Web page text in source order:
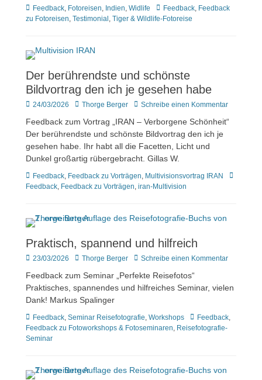
Kategorien
Feedback, Fotoreisen, Indien, Widlife TagsFeedback, Feedback
zu Fotoreisen, Testimonial , Tiger & Wildlife-Fotoreise
Der berührendste und schönste
Bildvortrag den ich je gesehen habe
Veröffentlicht
24/03/2026 Author
Thorge Berger Schreibe einen Kommentar
Feedback zum Vortrag „IRAN – Verborgene Schönheit“
Der berührendste und schönste Bildvortrag den ich je
gesehen habe. Ihr habt all die Facetten, Licht und
Dunkel großartig rübergebracht. Gillas W.
Kategorien
Feedback, Feedback zu Vorträgen, Multivisionsvortrag IRAN
Tags
Feedback, Feedback zu Vorträgen, iran-Multivision
Praktisch, spannend und hilfreich
Veröffentlicht
23/03/2026 Author
Thorge Berger Schreibe einen Kommentar
Feedback zum Seminar „Perfekte Reisefotos“
Praktisches, spannendes und hilfreiches Seminar, vielen
Dank! Markus Spalinger
Kategorien
Feedback, Seminar Reisefotografie, Workshops TagsFeedback,
Feedback zu Fotoworkshops & Fotoseminaren, Reisefotografie-
Seminar